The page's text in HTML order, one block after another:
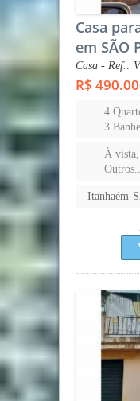
Casa
em SÃO
Casa - Ref.:
R$
4
3
À
Outros...
Itanhaém-